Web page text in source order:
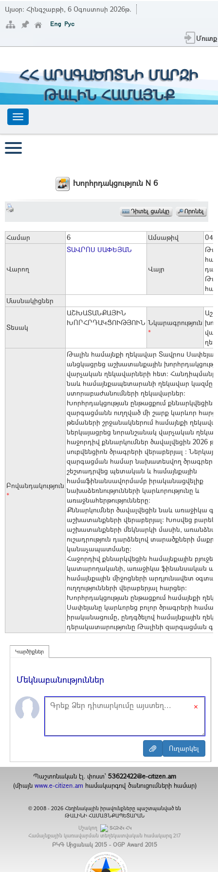
Այսօր: Հինգշաբթի, 6 Օգոստոսի 2026թ.
Մուտք
ՀՀ ԱՐԱԳԱԾՈՏՆԻ ՄԱՐԶԻ
ԹԱԼԻՆ ՀԱՄԱՅՆՔ
Խորհրդակցություն N 6
Համար 6 Ամսաթիվ 04/
Վարող
ՏԱՎՐՈՍ ՍԱՓԵՅԱՆ
Վայր
Մասնակիցներ
Տեսակ
ԱՇԽԱՏԱՆՔԱՅԻՆ
ԽՈՐՀՐԴԱԿՑՈՒԹՅՈՒՆ Նկարագրություն
*
Բովանդակություն
*
Թալին համայնքի ղեկավար Տավրոս
անցկացրեց աշխատանքային
վարչական ղեկավարների հետ: Հանդիպմանը
նաև համայնքապետարանի ղեկավար կազմը
ստորաբաժանումների ղեկավարներ:
Խորհրդակցության ընթացքում քննարկվեցին
զարգացմանն ուղղված մի շարք կարևոր
թեմաների շրջանակներում համայնքի
ներկայացրեց նորանշանակ վարչական
հաջորդիվ քննարկումներ ծավալվեցին 2026
սուբվենցիոն ծրագրերի վերաբերյալ :
զարգացման համար նախատեսվող
շեշտադրվեց պետական և համայնքային
համաֆինանսավորմամբ իրականացվելիք
նախաձեռնությունների կարևորությունը և
առաջնահերթությունները:
Քննարկումներ ծավալվեցին նաև առաջիկա
աշխատանքների վերաբերյալ: Խոսվեց
աշխատանքների մեկնարկի մասին,
ուշադրություն դարձնելով տարածքների
կանաչապատմանը:
Հաջորդիվ քննարկվեցին համայնքային
կատարողականի, առաջիկա ֆինանսական
համայնքային միջոցների արդյունավետ
ուղղությունների վերաբերյալ հարցեր:
Խորհրդակցության ընթացքում համայնքի
Սափեյանը կարևորեց բոլոր ծրագրերի
իրականացումը, ընդգծելով համայնքային
դերակատարությունը Թալինի զարգացման
Կարծիքներ
Մեկնաբանություններ
×
Պաշտոնական էլ. փոստ`53622422@e-citizen.am
(միայն www.e-citizen.am համակարգով ծանուցումների համար)
© 2008 -2026 Հեղինակային իրավունքները պաշտպանված են
ԹԱԼԻՆԻ ՀԱՄԱՅՆՔԱՊԵՏԱՐԱՆ
Մշակող
ՏՀԶՎԿ ՀԿ
Համայնքային կառավարման տեղեկատվական համակարգ 217
ԲԿԳ Մրցանակ 2015 - OGP Award 2015